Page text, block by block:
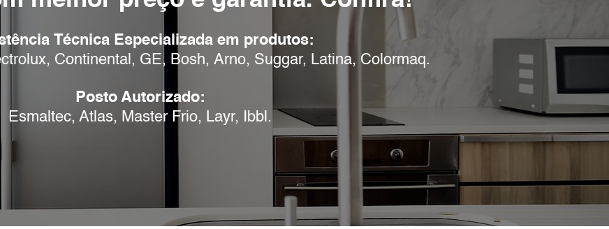
Técnica Especializada em produtos:
Continental, GE, Bosh, Arno, Suggar, Latina, Colormaq.
Posto Autorizado:
Esmaltec, Atlas, Master Frio, Layr, Ibbl.